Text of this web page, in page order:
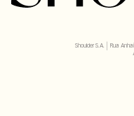
Shoulder S.A. | Rua